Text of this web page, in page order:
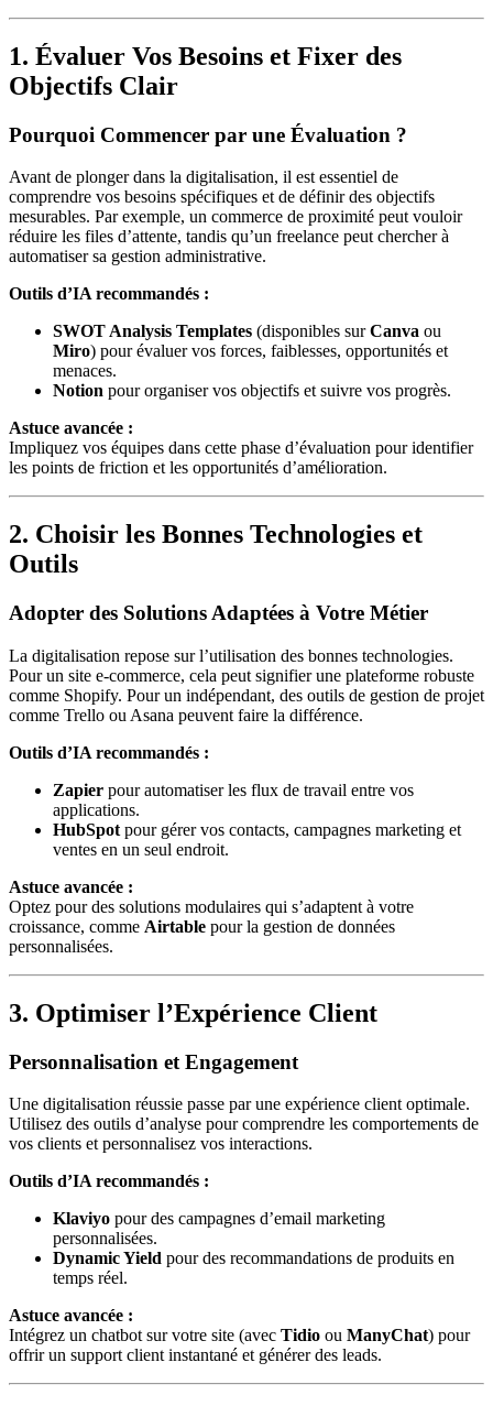
1. Évaluer Vos Besoins et Fixer des
Objectifs Clair
Pourquoi Commencer par une Évaluation ?
Avant de plonger dans la digitalisation, il est essentiel de
comprendre vos besoins spécifiques et de définir des objectifs
mesurables. Par exemple, un commerce de proximité peut vouloir
réduire les files d’attente, tandis qu’un freelance peut chercher à
automatiser sa gestion administrative.
Outils d’IA recommandés :
SWOT Analysis Templates (disponibles surCanva ou
Miro) pour évaluer vos forces, faiblesses, opportunités et
menaces.
Notion pour organiser vos objectifs et suivre vos progrès.
Astuce avancée :
Impliquez vos équipes dans cette phase d’évaluation pour identifier
les points de friction et les opportunités d’amélioration.
2. Choisir les Bonnes Technologies et
Outils
Adopter des Solutions Adaptées à Votre Métier
La digitalisation repose sur l’utilisation des bonnes technologies.
Pour un site e-commerce, cela peut signifier une plateforme robuste
comme Shopify. Pour un indépendant, des outils de gestion de projet
comme Trello ou Asana peuvent faire la différence.
Outils d’IA recommandés :
Zapier pour automatiser les flux de travail entre vos
applications.
HubSpot pour gérer vos contacts, campagnes marketing et
ventes en un seul endroit.
Astuce avancée :
Optez pour des solutions modulaires qui s’adaptent à votre
croissance, comme Airtable pour la gestion de données
personnalisées.
3. Optimiser l’Expérience Client
Personnalisation et Engagement
Une digitalisation réussie passe par une expérience client optimale.
Utilisez des outils d’analyse pour comprendre les comportements de
vos clients et personnalisez vos interactions.
Outils d’IA recommandés :
Klaviyo pour des campagnes d’email marketing
personnalisées.
Dynamic Yield pour des recommandations de produits en
temps réel.
Astuce avancée :
Intégrez un chatbot sur votre site (avec Tidio ou ManyChat) pour
offrir un support client instantané et générer des leads.